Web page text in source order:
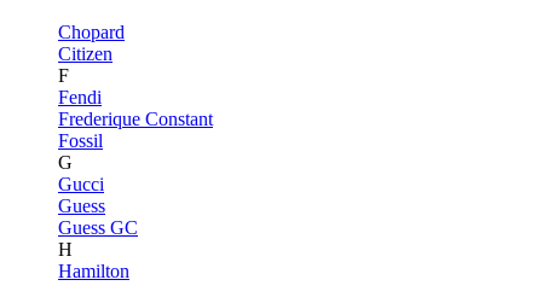
Chopard
Citizen
F
Fendi
Frederique Constant
Fossil
G
Gucci
Guess
Guess GC
H
Hamilton